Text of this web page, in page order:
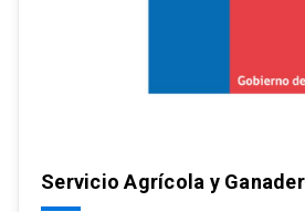
Servicio Agrícola y